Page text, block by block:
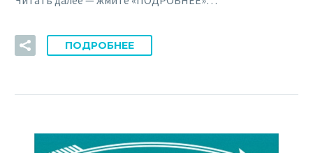
ПОДРОБНЕЕ